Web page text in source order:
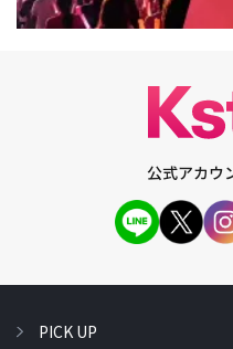
公式アカウ
PICK UP